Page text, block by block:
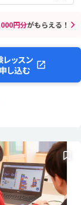
円分がもらえる！
レッスン
し込む